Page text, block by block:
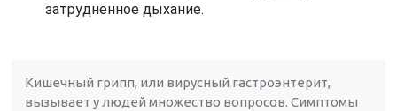
затруднённое дыхание.
Кишечный грипп, или вирусный гастроэнтерит,
вызывает у людей множество вопросов. Симптомы